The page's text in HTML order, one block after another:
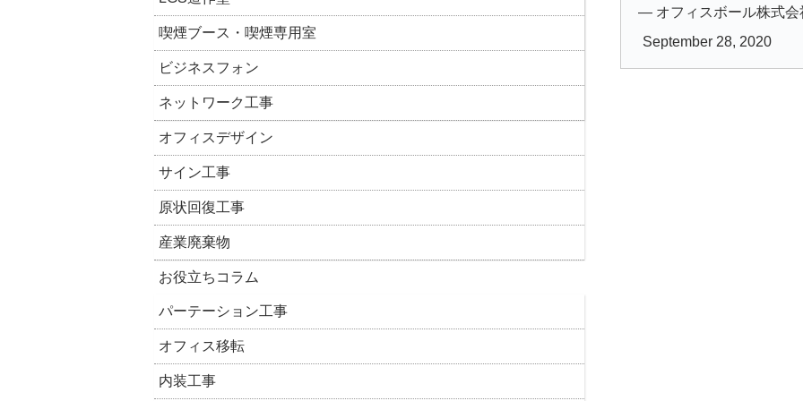
喫煙ブース・喫煙専用室
ビジネスフォン
ネットワーク工事
オフィスデザイン
サイン工事
原状回復工事
産業廃棄物
お役立ちコラム
パーテーション工事
オフィス移転
内装工事
— オフィスボール株式会
September 28, 2020